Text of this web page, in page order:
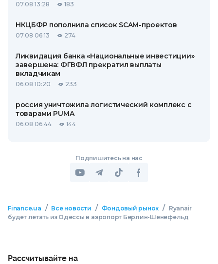
07.08 13:28 183
НКЦБФР пополнила список SCAM-проектов
07.08 06:13 274
Ликвидация банка «Национальные инвестиции»
завершена: ФГВФЛ прекратил выплаты
вкладчикам
06.08 10:20 233
россия уничтожила логистический комплекс с
товарами PUMA
06.08 06:44 144
Подпишитесь на нас
Finance.ua / Все новости / Фондовый рынок /
Ryanair
будет летать из Одессы в аэропорт Берлин-Шенефельд
Рассчитывайте на